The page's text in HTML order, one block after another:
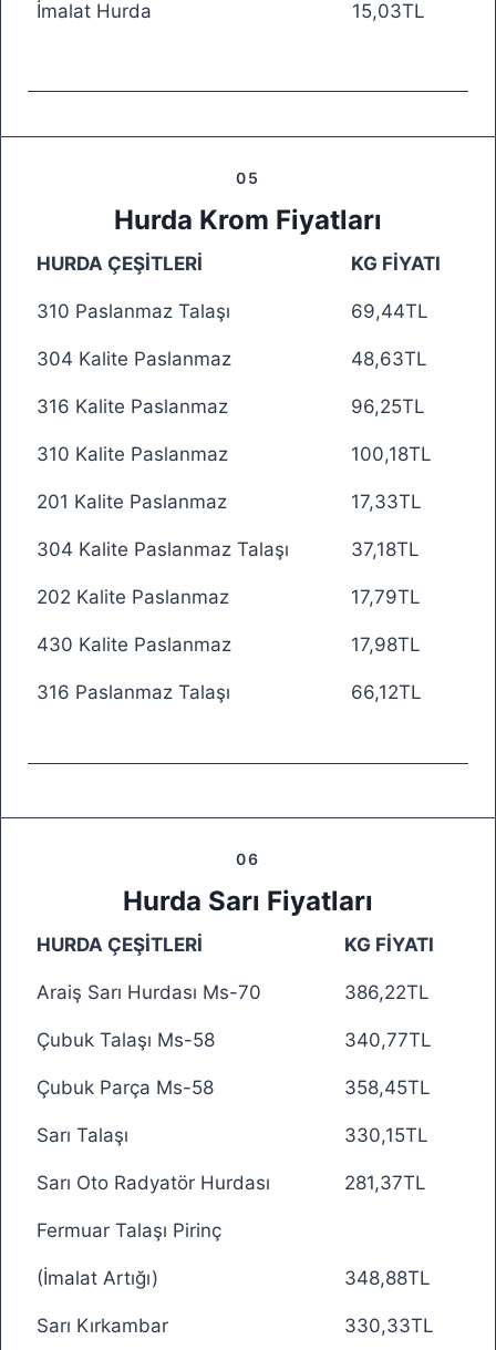
İmalat Hurda 15,03TL
05
Hurda Krom Fiyatları
HURDA ÇEŞİTLERİ KG FİYATI
310 Paslanmaz Talaşı 69,44TL
304 Kalite Paslanmaz 48,63TL
316 Kalite Paslanmaz 96,25TL
310 Kalite Paslanmaz 100,18TL
201 Kalite Paslanmaz 17,33TL
304 Kalite Paslanmaz Talaşı 37,18TL
202 Kalite Paslanmaz 17,79TL
430 Kalite Paslanmaz 17,98TL
316 Paslanmaz Talaşı 66,12TL
06
Hurda Sarı Fiyatları
HURDA ÇEŞİTLERİ KG FİYATI
Araiş Sarı Hurdası Ms-70 386,22TL
Çubuk Talaşı Ms-58 340,77TL
Çubuk Parça Ms-58 358,45TL
Sarı Talaşı 330,15TL
Sarı Oto Radyatör Hurdası 281,37TL
Fermuar Talaşı Pirinç
(İmalat Artığı) 348,88TL
Sarı Kırkambar 330,33TL